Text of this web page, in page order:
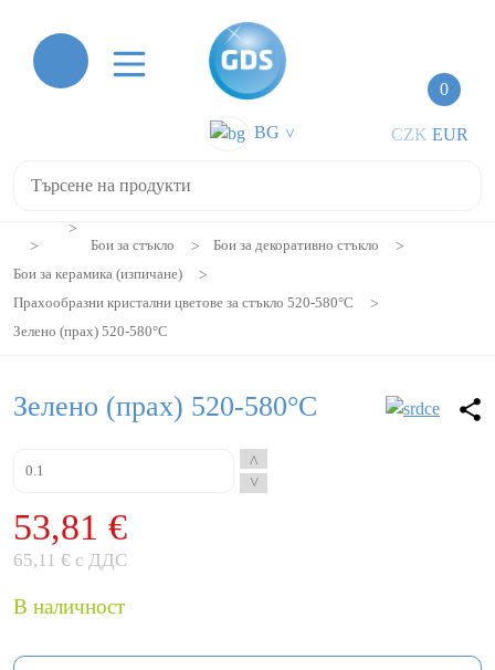
0
BG > CZK EUR
Бои за стъкло
Бои за декоративно стъкло
Бои за керамика (изпичане)
Прахообразни кристални цветове за стъкло 520-580°C
Зелено (прах) 520-580°C
Зелено (прах) 520-580°C
^
^
53,81 €
65,11 € с ДДС
В наличност